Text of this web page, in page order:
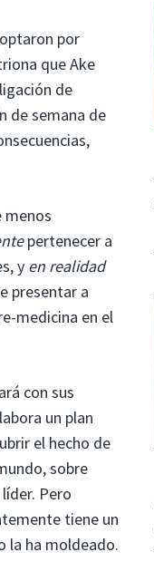
por
que Ake
de
de semana de
menos
pertenecer a
y en realidad
presentar a
medicina en el
con sus
un plan
el hecho de
sobre
Pero
tiene un
la ha moldeado.